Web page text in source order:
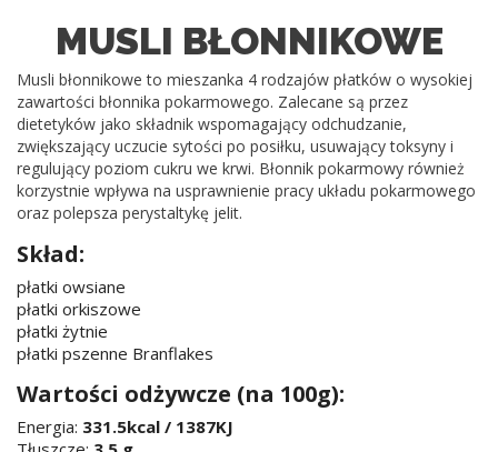
MUSLI BŁONNIKOWE
Musli błonnikowe to mieszanka 4 rodzajów płatków o wysokiej
zawartości błonnika pokarmowego. Zalecane są przez
dietetyków jako składnik wspomagający odchudzanie,
zwiększający uczucie sytości po posiłku, usuwający toksyny i
regulujący poziom cukru we krwi. Błonnik pokarmowy również
korzystnie wpływa na usprawnienie pracy układu pokarmowego
oraz polepsza perystaltykę jelit.
Skład:
płatki owsiane
płatki orkiszowe
płatki żytnie
płatki pszenne Branflakes
Wartości odżywcze (na 100g):
Energia: 331.5kcal / 1387KJ